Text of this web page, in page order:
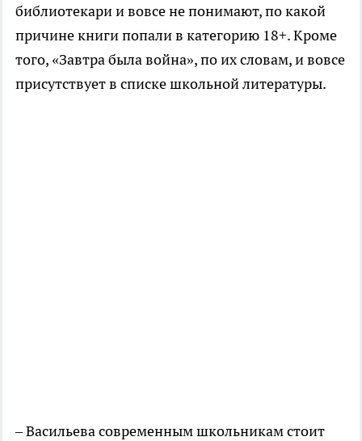
библиотекари и вовсе не понимают, по какой
причине книги попали в категорию 18+. Кроме
того, «Завтра была война», по их словам, и вовсе
присутствует в списке школьной литературы.
– Васильева современным школьникам стоит